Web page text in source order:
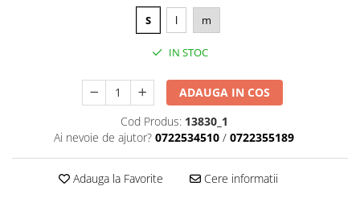
S l m
IN STOC
ADAUGA IN COS
Cod Produs: 13830_1
Ai nevoie de ajutor? 0722534510 / 0722355189
Adauga la Favorite Cere informatii